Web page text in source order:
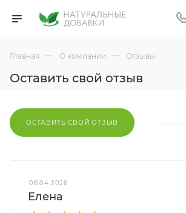
Главная — О компании — Отзывы
Оставить свой отзыв
ОСТАВИТЬ СВОЙ ОТЗЫВ
06.04.2026
Елена